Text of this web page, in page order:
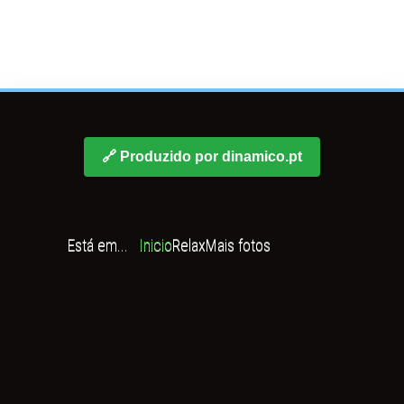
🔗 Produzido por dinamico.pt
Está em... InicioRelaxMais fotos